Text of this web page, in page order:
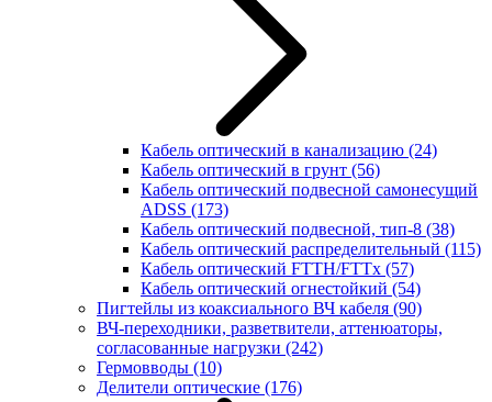
Кабель оптический в канализацию (24)
Кабель оптический в грунт (56)
Кабель оптический подвесной самонесущий
ADSS (173)
Кабель оптический подвесной, тип-8 (38)
Кабель оптический распределительный (115)
Кабель оптический FTTH/FTTx (57)
Кабель оптический огнестойкий (54)
Пигтейлы из коаксиального ВЧ кабеля (90)
ВЧ-переходники, разветвители, аттенюаторы,
согласованные нагрузки (242)
Гермовводы (10)
Делители оптические (176)